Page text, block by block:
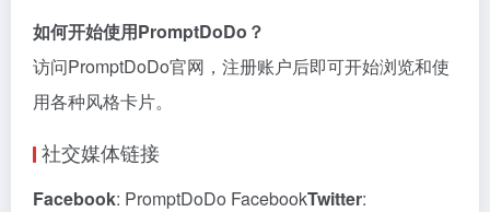
如何开始使用PromptDoDo？
访问PromptDoDo官网，注册账户后即可开始浏览和使
用各种风格卡片。
社交媒体链接
Facebook: PromptDoDo FacebookTwitter: